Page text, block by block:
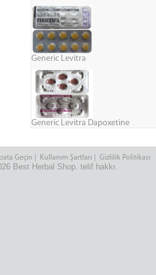
Generic Levitra
Generic Levitra Dapoxetine
Geçin Kullanım Şartları Gizlilik Politikası
Best Herbal Shop. telif hakkı.